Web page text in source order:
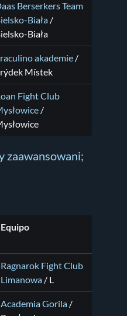
Berserkers Team
Biała /
Biała
akademie /
Místek
Fight Club
/
zaawansowani;
Equipo
Ragnarok Fight Club
Limanowa / L
Academia Gorila /